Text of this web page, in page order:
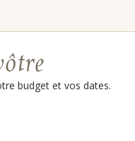
budget et vos dates.